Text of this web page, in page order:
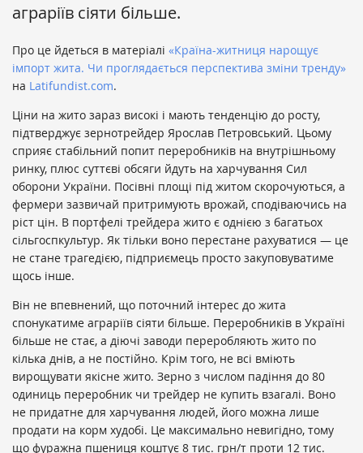
аграріїв сіяти більше.
Про це йдеться в матеріалі «Країна-житниця нарощує
імпорт жита. Чи проглядається перспектива зміни тренду»
на Latifundist.com.
Ціни на жито зараз високі і мають тенденцію до росту,
підтверджує зернотрейдер Ярослав Петровський. Цьому
сприяє стабільний попит переробників на внутрішньому
ринку, плюс суттєві обсяги йдуть на харчування Сил
оборони України. Посівні площі під житом скорочуються, а
фермери зазвичай притримують врожай, сподіваючись на
ріст цін. В портфелі трейдера жито є однією з багатьох
сільгоспкультур. Як тільки воно перестане рахуватися — це
не стане трагедією, підприємець просто закуповуватиме
щось інше.
Він не впевнений, що поточний інтерес до жита
спонукатиме аграріїв сіяти більше. Переробників в Україні
більше не стає, а діючі заводи переробляють жито по
кілька днів, а не постійно. Крім того, не всі вміють
вирощувати якісне жито. Зерно з числом падіння до 80
одиниць переробник чи трейдер не купить взагалі. Воно
не придатне для харчування людей, його можна лише
продати на корм худобі. Це максимально невигідно, тому
що фуражна пшениця коштує 8 тис. грн/т проти 12 тис.